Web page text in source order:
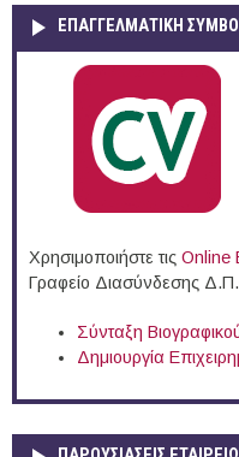
ΕΠΑΓΓΕΛΜΑΤΙΚΉ
Χρησιμοποιήστε τις Online
Γραφείο Διασύνδεσης
Σύνταξη
Δημιουργία